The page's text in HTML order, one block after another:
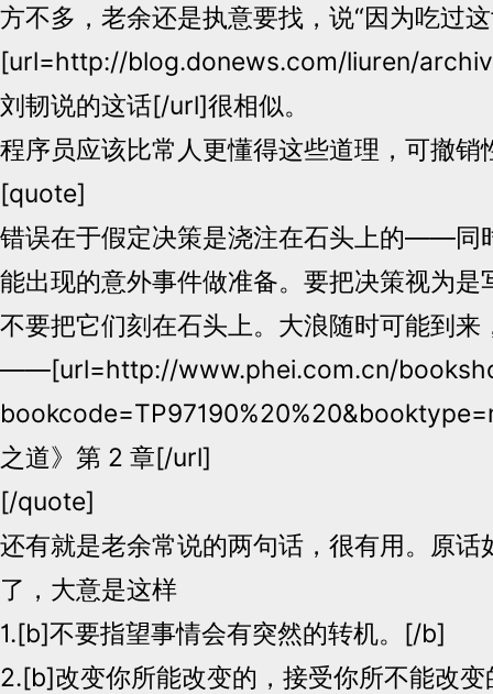
方不多，老余还是执意要找，说“因为吃过
[url=http://blog.donews.com/liuren/
刘韧说的这话[/url]很相似。
程序员应该比常人更懂得这些道理，可撤销
[quote]
错误在于假定决策是浇注在石头上的——同
能出现的意外事件做准备。要把决策视为是
不要把它们刻在石头上。大浪随时可能到来
——[url=http://www.phei.com.cn/
之道》第 2 章[/url]
[/quote]
还有就是老余常说的两句话，很有用。原话
了，大意是这样
1.[b]不要指望事情会有突然的转机。[/b]
2.[b]改变你所能改变的，接受你所不能改